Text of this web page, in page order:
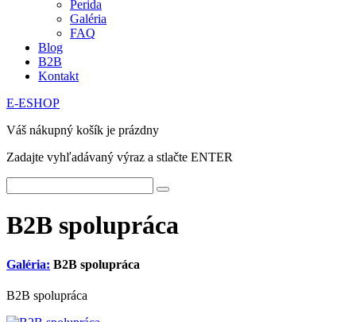
Perida
Galéria
FAQ
Blog
B2B
Kontakt
E-ESHOP
Váš nákupný košík je prázdny
Zadajte vyhľadávaný výraz a stlačte ENTER
B2B spolupráca
Galéria: B2B spolupráca
B2B spolupráca